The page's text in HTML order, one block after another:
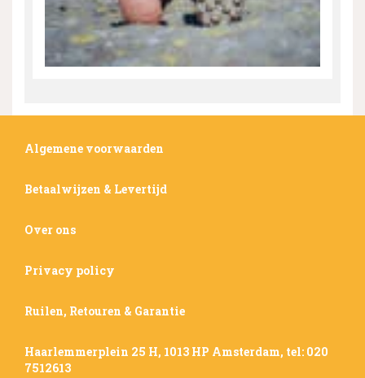
Algemene voorwaarden
Betaalwijzen & Levertijd
Over ons
Privacy policy
Ruilen, Retouren & Garantie
Haarlemmerplein 25 H, 1013 HP Amsterdam, tel: 020
7512613